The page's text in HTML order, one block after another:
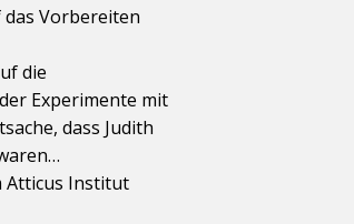
Vorbereiten
die
Experimente mit
dass Judith
Atticus Institut